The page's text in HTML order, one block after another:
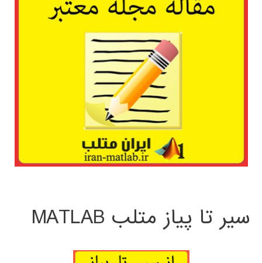
سیر تا پیاز متلب MATLAB